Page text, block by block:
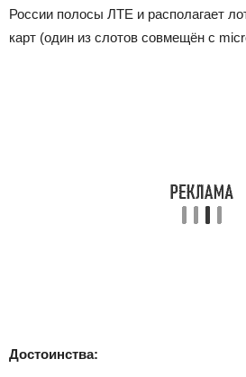
России полосы ЛТЕ и располагает
карт (один из слотов совмещён с
Достоинства: